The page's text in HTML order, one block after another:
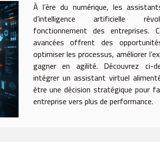
À l’ère du numérique, les
d’intelligence artificielle
fonctionnement des entreprises.
avancées offrent des
optimiser les processus, améliorer
gagner en agilité. Découvrez ci-
intégrer un assistant virtuel
être une décision stratégique pour
entreprise vers plus de performance.